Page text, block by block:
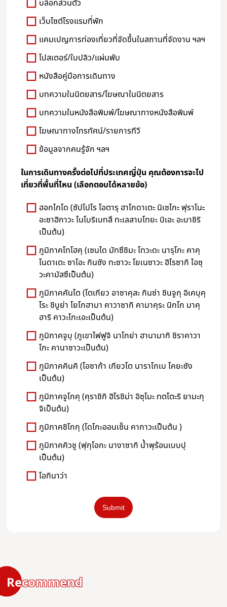
บล็อกส่วนตัว
เว็บไซต์โรงแรมที่พัก
แคมเปญการท่องเที่ยวที่จัดขึ้นในสถานที่จัดงาน ฯลฯ
โปสเตอร์/ใบปลิว/แผ่นพับ
หนังสือคู่มือการเดินทาง
บทความในนิตยสาร/โฆษณาในนิตยสาร
บทความในหนังสือพิมพ์/โฆษณาทางหนังสือพิมพ์
โฆษณาทางโทรทัศน์/รายการทีวี
ข้อมูลจากคนรู้จัก ฯลฯ
ในการเดินทางครั้งต่อไปที่ประเทศญี่ปุ่น คุณต้องการจะไป
เที่ยวที่พื้นที่ไหน (เลือกตอบได้หลายข้อ)
ฮอกไกโด (ซัปโปโร โอตารุ ฮาโกดาเตะ นิเซโกะ ฟุราโนะ
อะซาฮิกาวะ โนโบริเบทสึ ทะเลสาบโทยะ บิเอะ อะบาชิริ
เป็นต้น)
ภูมิภาคโทโฮคุ (เซนได มัทซึชิมะ โทวะดะ นารุโกะ คาคุ
โนดาเตะ ซาโอะ กินซัง ทะซาวะ โยเนซาวะ ฮิโรซากิ ไอซุ
วะคามัสซึเป็นต้น)
ภูมิภาคคันโต (โตเกียว อาซาคุสะ กินซ่า ชินจูกุ อิเคบุคุ
โระ ชิบูย่า โยโกฮามา คาวาซากิ คามาคุระ นิกโก มาคุ
ฮาริ คาวะโกะเอะเป็นต้น)
ภูมิภาคจูบุ (ภูเขาไฟฟูจิ นาโกย่า ฮานามากิ ชิราคาวา
โกะ คานาซาวะเป็นต้น)
ภูมิภาคคินคิ (โอซาก้า เกียวโต นาราโกเบ โคยะซัง
เป็นต้น)
ภูมิภาคจูโกคุ (คุราชิกิ ฮิโรชิม่า อิซุโมะ ทตโตะริ ยามะกุ
จิเป็นต้น)
ภูมิภาคชิโกกุ (โดโกะออนเซ็น คากาวะเป็นต้น )
ภูมิภาคคิวชู (ฟุกุโอกะ นางาซากิ น้ำพุร้อนเบบปุ
เป็นต้น)
โอกินาว่า
Recommend